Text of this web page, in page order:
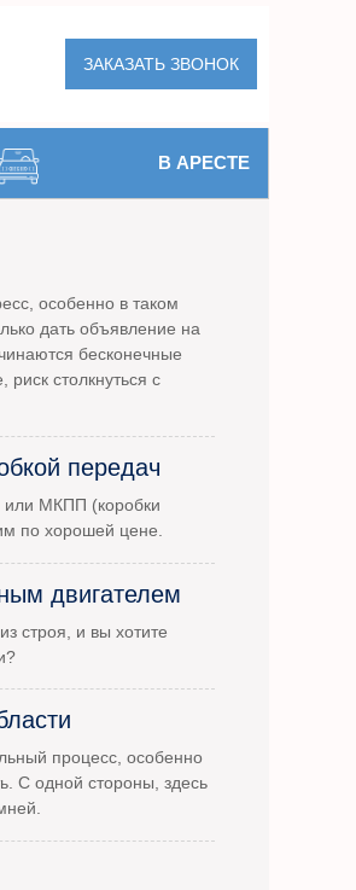
ЗАКАЗАТЬ ЗВОНОК
В АРЕСТЕ
особенно в таком
дать объявление на
бесконечные
столкнуться с
передач
или МКПП (коробки
по хорошей цене.
двигателем
строя, и вы хотите
процесс, особенно
С одной стороны, здесь